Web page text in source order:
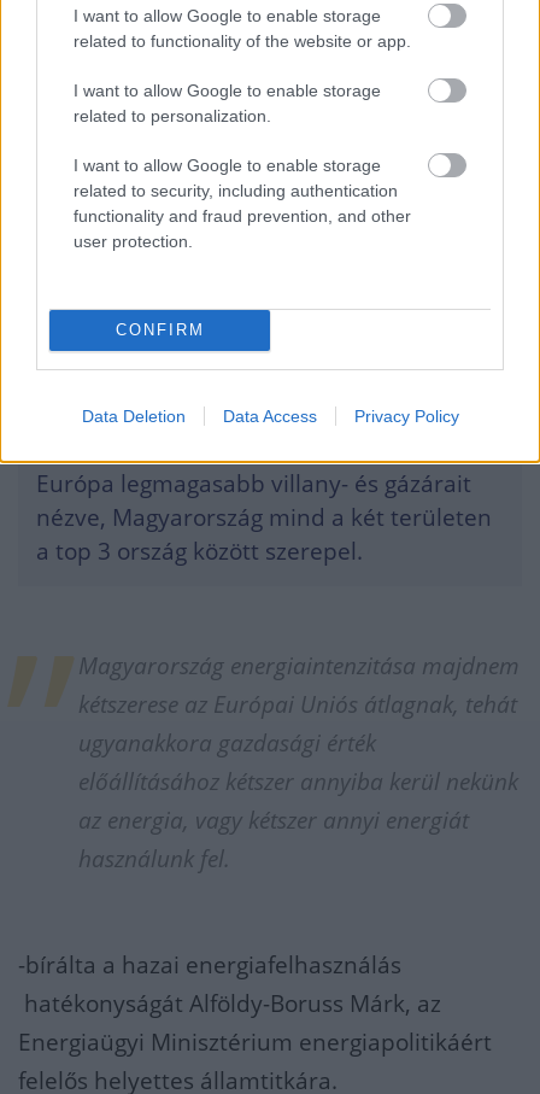
I want to allow Google to enable storage
related to functionality of the website or app.
I want to allow Google to enable storage
related to personalization.
I want to allow Google to enable storage
related to security, including authentication
functionality and fraud prevention, and other
user protection.
CONFIRM
Data Deletion Data Access Privacy Policy
-hívta fel a figyelmet a KKV-szektor
zöldítésének fontosságára Csutora Mária
egyetemi tanár, a Budapesti Corvinus
Egyetem Fenntarthatósági Indikátorok
Kutatóközpontjának igazgatója, az MKT
jelentős.
Európa legmagasabb villany- és gázárait
nézve, Magyarország mind a két területen
a top 3 ország között szerepel.
Magyarország energiaintenzitása majdnem
kétszerese az Európai Uniós átlagnak, tehát
ugyanakkora gazdasági érték
előállításához kétszer annyiba kerül nekünk
az energia, vagy kétszer annyi energiát
használunk fel.
-bírálta a hazai energiafelhasználás
hatékonyságát Alföldy-Boruss Márk, az
Energiaügyi Minisztérium energiapolitikáért
felelős helyettes államtitkára.